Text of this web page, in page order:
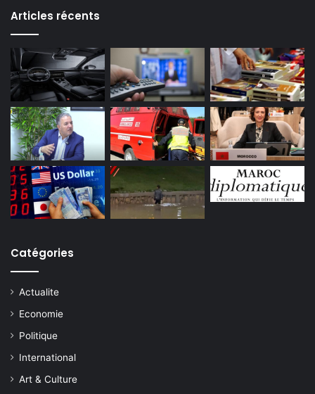
Articles récents
Catégories
Actualite
Economie
Politique
International
Art & Culture